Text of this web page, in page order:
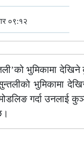
०९:१२
भुमिकामा
भुमिकामा
गर्दा उनलाई